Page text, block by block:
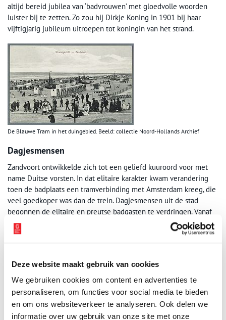
Deze website maakt gebruik van cookies
We gebruiken cookies om content en advertenties te
personaliseren, om functies voor social media te bieden
en om ons websiteverkeer te analyseren. Ook delen we
informatie over uw gebruik van onze site met onze
altijd bereid jubilea van ‘badvrouwen’ met gloedvolle woorden
luister bij te zetten. Zo zou hij Dirkje Koning in 1901 bij haar
vijftigjarig jubileum uitroepen tot koningin van het strand.
De Blauwe Tram in het duingebied. Beeld: collectie Noord-Hollands Archief
Dagjesmensen
Zandvoort ontwikkelde zich tot een geliefd kuuroord voor met
name Duitse vorsten. In dat elitaire karakter kwam verandering
toen de badplaats een tramverbinding met Amsterdam kreeg, die
veel goedkoper was dan de trein. Dagjesmensen uit de stad
begonnen de elitaire en preutse badgasten te verdringen. Vanaf
het seizoen 1905 was er een directe tramlijn tussen Amsterdam
en Zandvoort, met als opstapplaats het Spui (later Spuistraat).
Vanaf 1924 reden op die lijn onder meer zware tramstellen uit
Haarlemmers en Boedapesters
Lex Lammen, die in de jaren vijftig op de Admiraal de Ruijterweg
woonde, vertelt in de boekjesreeks ‘Bibliotheek van Amsterdamse
herinneringen’ hoe de verschillende typen tramstellen met